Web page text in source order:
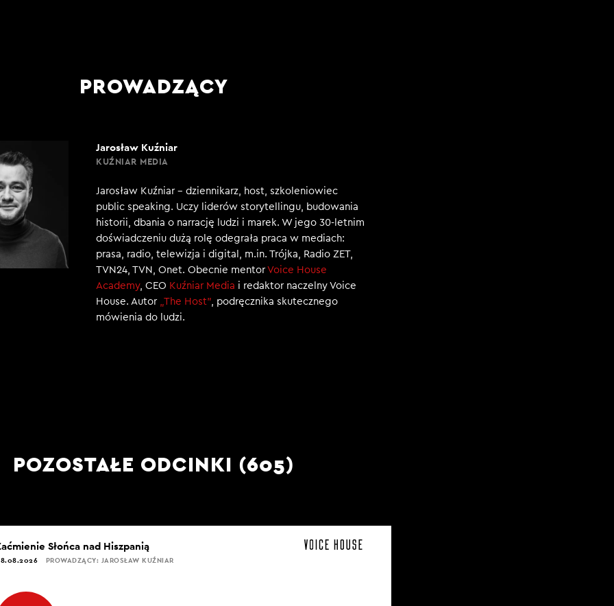
PROWADZĄCY
Jarosław Kuźniar
KUŹNIAR MEDIA
Jarosław Kuźniar – dziennikarz, host, szkoleniowiec
public speaking. Uczy liderów storytellingu, budowania
historii, dbania o narrację ludzi i marek. W jego 30-letnim
doświadczeniu dużą rolę odegrała praca w mediach:
prasa, radio, telewizja i digital, m.in. Trójka, Radio ZET,
TVN24, TVN, Onet. Obecnie mentorVoice House
Academy, CEO Kuźniar Media i redaktor naczelny Voice
House. Autor „The Host”, podręcznika skutecznego
mówienia do ludzi.
POZOSTAŁE ODCINKI (605)
Słońca nad Hiszpanią
PROWADZĄCY: JAROSŁAW KUŹNIAR